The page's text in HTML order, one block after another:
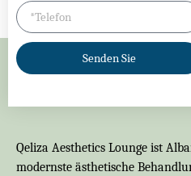
Senden Sie
Qeliza Aesthetics Lounge ist
modernste ästhetische